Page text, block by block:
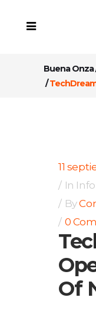
Buena Onza
/
11
In
By
0
Of